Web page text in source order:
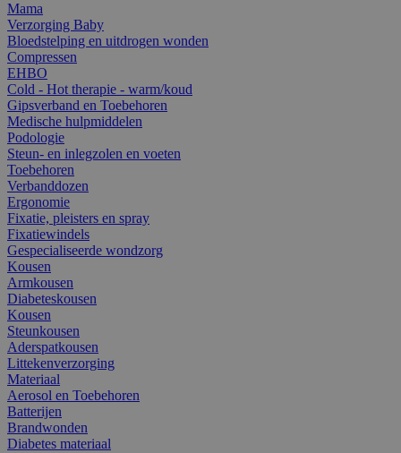
Mama
Verzorging Baby
Bloedstelping en uitdrogen wonden
Compressen
EHBO
Cold - Hot therapie - warm/koud
Gipsverband en Toebehoren
Medische hulpmiddelen
Podologie
Steun- en inlegzolen en voeten
Toebehoren
Verbanddozen
Ergonomie
Fixatie, pleisters en spray
Fixatiewindels
Gespecialiseerde wondzorg
Kousen
Armkousen
Diabeteskousen
Kousen
Steunkousen
Aderspatkousen
Littekenverzorging
Materiaal
Aerosol en Toebehoren
Batterijen
Brandwonden
Diabetes materiaal